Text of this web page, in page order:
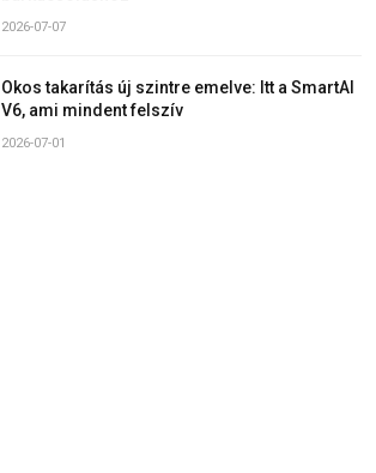
2026-07-07
Okos takarítás új szintre emelve: Itt a SmartAI
V6, ami mindent felszív
2026-07-01